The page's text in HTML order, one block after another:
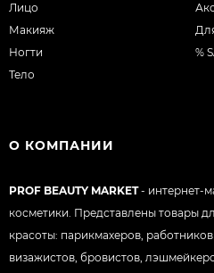
Лицо
Макияж
Ногти
Тело
%
О КОМПАНИИ
PROF BEAUTY MARKET- интернет-
косметики. Представлены товары
красоты: парикмахеров,
визажистов, бровистов,